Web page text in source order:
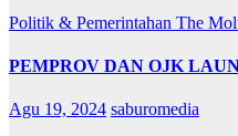
Politik & Pemerintahan The
PEMPROV DAN OJK
Agu 19, 2024 saburomedia